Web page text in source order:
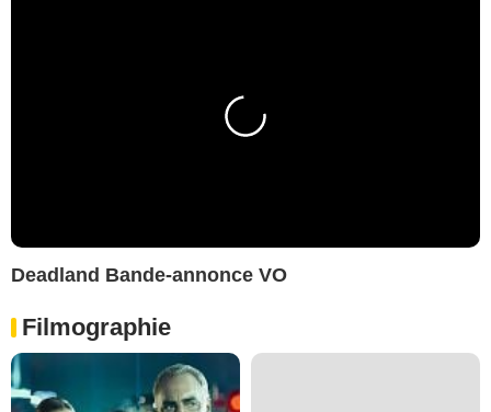
Deadland Bande-annonce VO
Filmographie